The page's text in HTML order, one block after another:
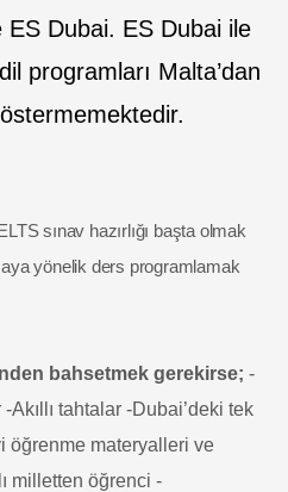
ES Dubai. ES Dubai ile
programları Malta’dan
sınav hazırlığı başta olmak
yönelik ders programlamak
bahsetmek gerekirse; -
-Akıllı tahtalar -Dubai’deki tek
öğrenme materyalleri ve
milletten öğrenci -